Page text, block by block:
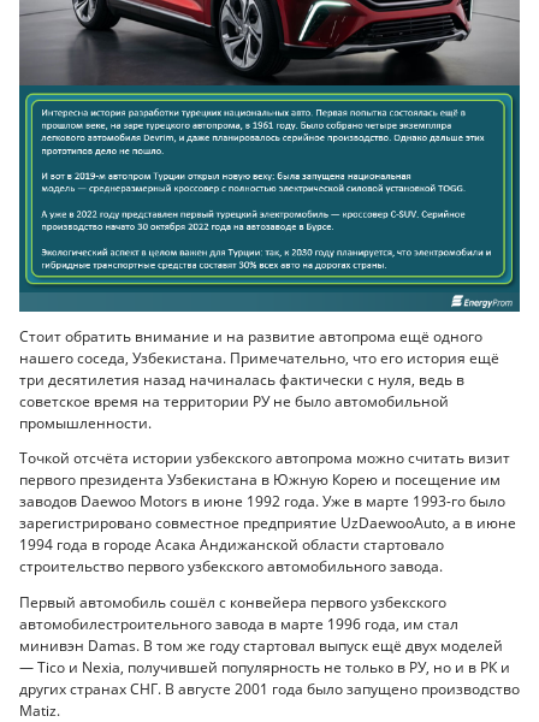
Стоит обратить внимание и на развитие автопрома ещё одного
нашего соседа, Узбекистана. Примечательно, что его история ещё
три десятилетия назад начиналась фактически с нуля, ведь в
советское время на территории РУ не было автомобильной
промышленности.
Точкой отсчёта истории узбекского автопрома можно считать визит
первого президента Узбекистана в Южную Корею и посещение им
заводов Daewoo Motors в июне 1992 года. Уже в марте 1993-го было
зарегистрировано совместное предприятие UzDaewooAuto, а в июне
1994 года в городе Асака Андижанской области стартовало
строительство первого узбекского автомобильного завода.
Первый автомобиль сошёл с конвейера первого узбекского
автомобилестроительного завода в марте 1996 года, им стал
минивэн Damas. В том же году стартовал выпуск ещё двух моделей
— Tico и Nexia, получившей популярность не только в РУ, но и в РК и
других странах СНГ. В августе 2001 года было запущено производство
Matiz.